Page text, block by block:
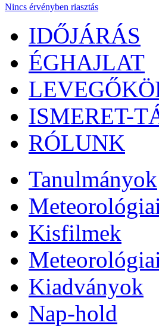
Nincs érvényben riasztás
IDŐJÁRÁS
ÉGHAJLAT
ISMERET-
RÓLUNK
Tanulmányok
Kisfilmek
Kiadványok
Nap-hold